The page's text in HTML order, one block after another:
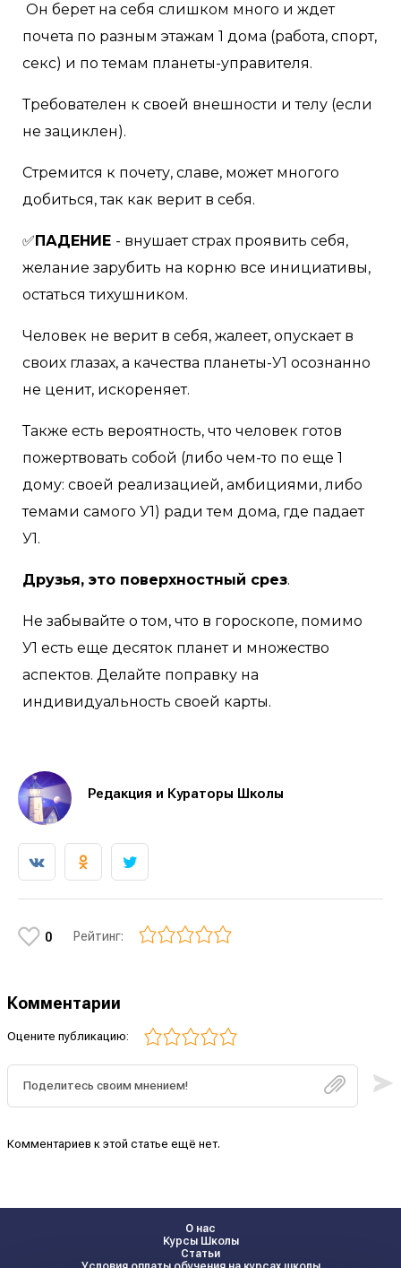
Он берет на себя слишком много и ждет
почета по разным этажам 1 дома (работа, спорт,
секс) и по темам планеты-управителя.
Требователен к своей внешности и телу (если
не зациклен).
Стремится к почету, славе, может многого
добиться, так как верит в себя.⠀⠀
✅ПАДЕНИЕ - внушает страх проявить себя,
желание зарубить на корню все инициативы,
остаться тихушником.
Человек не верит в себя, жалеет, опускает в
своих глазах, а качества планеты-У1 осознанно
не ценит, искореняет.
Также есть вероятность, что человек готов
пожертвовать собой (либо чем-то по еще 1
дому: своей реализацией, амбициями, либо
темами самого У1) ради тем дома, где падает
У1. ⠀
Друзья, это поверхностный срез.
Не забывайте о том, что в гороскопе, помимо
У1 есть еще десяток планет и множество
аспектов. Делайте поправку на
индивидуальность своей карты.⠀
Редакция и Кураторы Школы
0 Рейтинг:
Комментарии
Оцените публикацию:
Комментариев к этой статье ещё нет.
О нас
Курсы Школы
Статьи